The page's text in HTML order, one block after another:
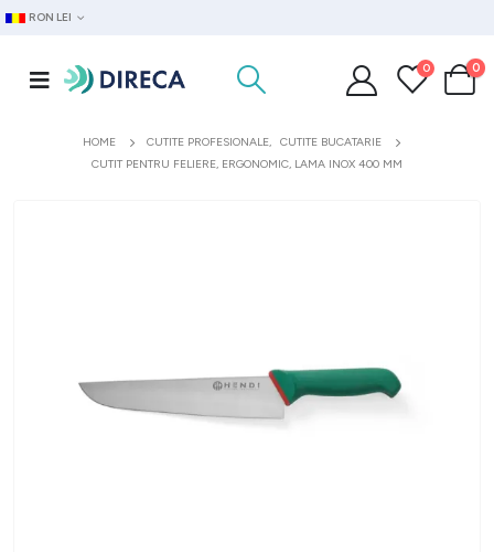
RON LEI
0 0
HOME CUTITE PROFESIONALE,
CUTITE BUCATARIE
CUTIT PENTRU FELIERE, ERGONOMIC, LAMA INOX 400 MM